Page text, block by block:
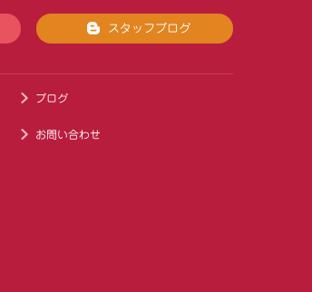
スタッフブログ
ブログ
お問い合わせ